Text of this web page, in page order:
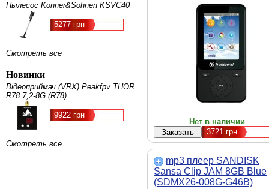
Пылесос Konner&Sohnen KSVC40
5277 грн
Смотреть все
Новинки
Відеоприймач (VRX) Peakfpv THOR
R78 7,2-8G (R78)
9922 грн
Смотреть все
официальная гарантия
Нет в наличии
3721 грн
mp3 плеер SANDISK
Sansa Clip JAM 8GB Blue
(SDMX26-008G-G46B)